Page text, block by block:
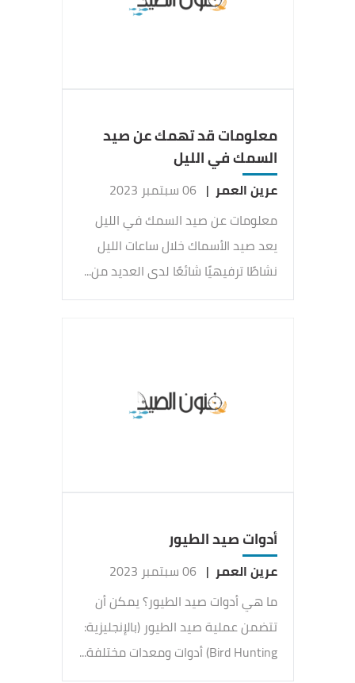
معلومات قد تهمك عن صيد
السمك في الليل
عرين العمر | 06 سبتمبر 2023
معلومات عن صيد السمك في الليل
يعد صيد الأسماك خلال ساعات الليل
نشاطًا ترفيهيًا شائعًا لدى العديد من...
أدوات صيد الطيور
عرين العمر | 06 سبتمبر 2023
ما هي أدوات صيد الطيور؟ يمكن أن
تتضمن عملية صيد الطيور (بالإنجليزية:
Bird Hunting) أدوات ومعدات مختلفة...